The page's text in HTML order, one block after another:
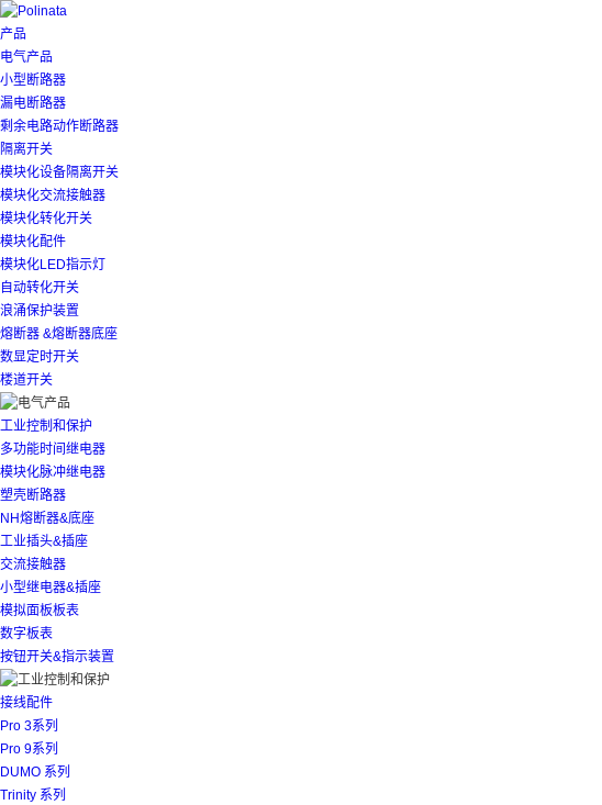
产品
电气产品
小型断路器
漏电断路器
剩余电路动作断路器
隔离开关
模块化设备隔离开关
模块化交流接触器
模块化转化开关
模块化配件
模块化LED指示灯
自动转化开关
浪涌保护装置
熔断器 &熔断器底座
数显定时开关
楼道开关
工业控制和保护
多功能时间继电器
模块化脉冲继电器
塑壳断路器
NH熔断器&底座
工业插头&插座
交流接触器
小型继电器&插座
模拟面板板表
数字板表
按钮开关&指示装置
接线配件
Pro 3系列
Pro 9系列
DUMO 系列
Trinity 系列